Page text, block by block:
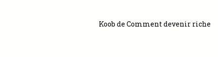
Koob de Comment devenir riche